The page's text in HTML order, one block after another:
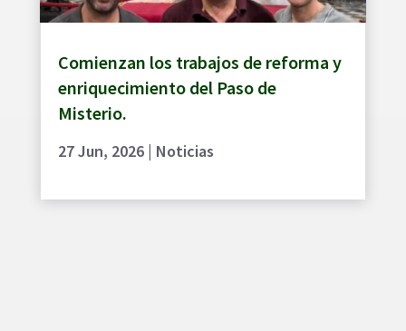
Comienzan los trabajos de reforma y
enriquecimiento del Paso de
Misterio.
27 Jun, 2026| Noticias